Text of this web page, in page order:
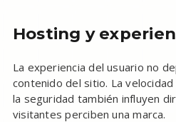
Hosting y
La experiencia del usuario no
contenido del sitio. La
la seguridad también influyen
visitantes perciben una marca.